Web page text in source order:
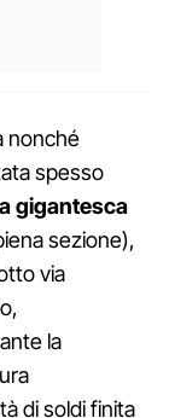
nonché
spesso
gigantesca
sezione),
via
la
di soldi finita